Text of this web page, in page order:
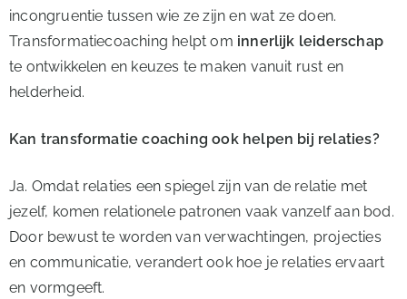
incongruentie tussen wie ze zijn en wat ze doen.
Transformatiecoaching helpt om innerlijk leiderschap
te ontwikkelen en keuzes te maken vanuit rust en
helderheid.
Kan transformatie coaching ook helpen bij relaties?
Ja. Omdat relaties een spiegel zijn van de relatie met
jezelf, komen relationele patronen vaak vanzelf aan bod.
Door bewust te worden van verwachtingen, projecties
en communicatie, verandert ook hoe je relaties ervaart
en vormgeeft.